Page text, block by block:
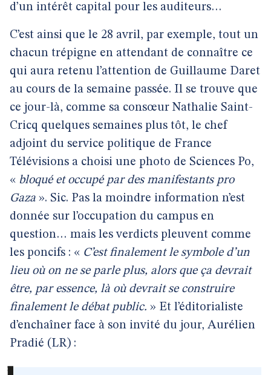
d’un intérêt capital pour les auditeurs…
C’est ainsi que le 28 avril, par exemple, tout un
chacun trépigne en attendant de connaître ce
qui aura retenu l’attention de Guillaume Daret
au cours de la semaine passée. Il se trouve que
ce jour-là, comme sa consœur Nathalie Saint-
Cricq quelques semaines plus tôt, le chef
adjoint du service politique de France
Télévisions a choisi une photo de Sciences Po,
« bloqué et occupé par des manifestants pro
Gaza ». Sic. Pas la moindre information n’est
donnée sur l’occupation du campus en
question… mais les verdicts pleuvent comme
les poncifs : « C’est finalement le symbole d’un
lieu où on ne se parle plus, alors que ça devrait
être, par essence, là où devrait se construire
finalement le débat public. » Et l’éditorialiste
d’enchaîner face à son invité du jour, Aurélien
Pradié (LR) :